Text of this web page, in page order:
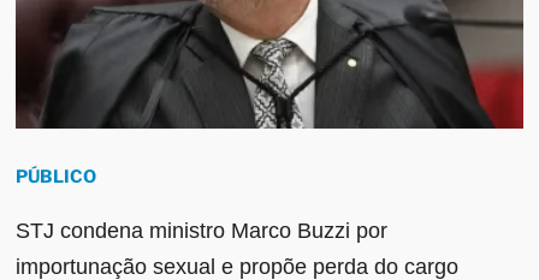
PÚBLICO
STJ condena ministro Marco Buzzi por
importunação sexual e propõe perda do cargo